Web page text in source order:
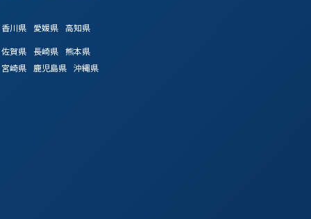
香川県 愛媛県
高知県
佐賀県 長崎県
熊本県
宮崎県 鹿児島県
沖縄県